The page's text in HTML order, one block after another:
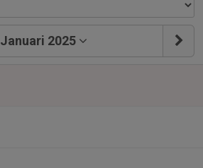
Januari 2025